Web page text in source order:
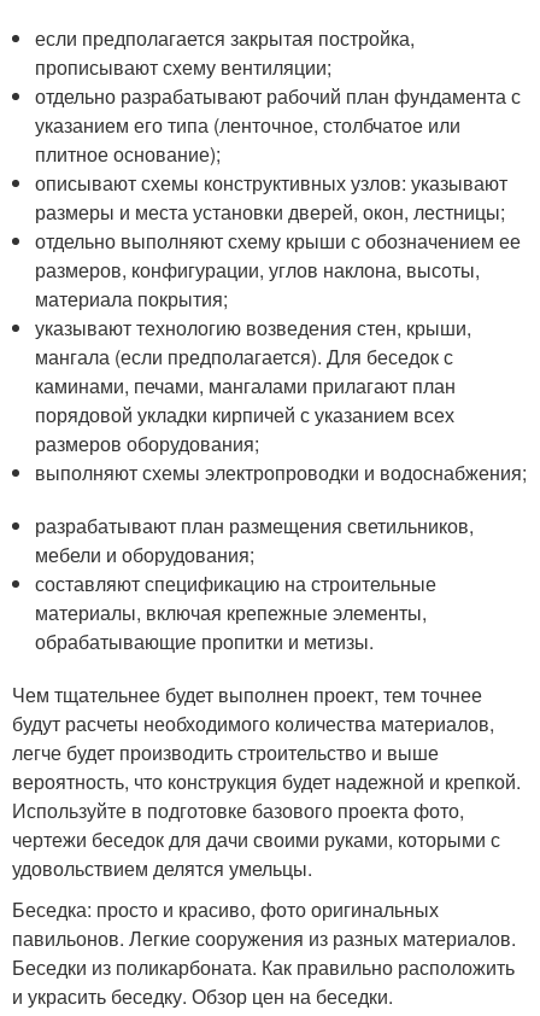
если предполагается закрытая постройка,
прописывают схему вентиляции;
отдельно разрабатывают рабочий план фундамента с
указанием его типа (ленточное, столбчатое или
плитное основание);
описывают схемы конструктивных узлов: указывают
размеры и места установки дверей, окон, лестницы;
отдельно выполняют схему крыши с обозначением ее
размеров, конфигурации, углов наклона, высоты,
материала покрытия;
указывают технологию возведения стен, крыши,
мангала (если предполагается). Для беседок с
каминами, печами, мангалами прилагают план
порядовой укладки кирпичей с указанием всех
размеров оборудования;
выполняют схемы электропроводки и водоснабжения;
разрабатывают план размещения светильников,
мебели и оборудования;
составляют спецификацию на строительные
материалы, включая крепежные элементы,
обрабатывающие пропитки и метизы.
Чем тщательнее будет выполнен проект, тем точнее
будут расчеты необходимого количества материалов,
легче будет производить строительство и выше
вероятность, что конструкция будет надежной и крепкой.
Используйте в подготовке базового проекта фото,
чертежи беседок для дачи своими руками, которыми с
удовольствием делятся умельцы.
Беседка: просто и красиво, фото оригинальных
павильонов. Легкие сооружения из разных материалов.
Беседки из поликарбоната. Как правильно расположить
и украсить беседку. Обзор цен на беседки.